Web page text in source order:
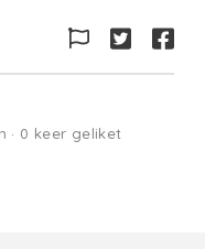
· 0 keer geliket